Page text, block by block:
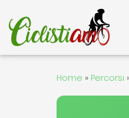
contenuto
Home » Percorsi